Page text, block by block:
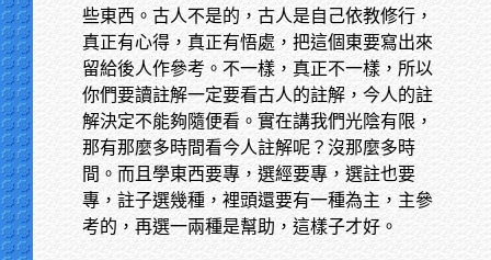
些東西。古人不是的，古人是自己依教修行，
真正有心得，真正有悟處，把這個東要寫出來
留給後人作參考。不一樣，真正不一樣，所以
你們要讀註解一定要看古人的註解，今人的註
解決定不能夠隨便看。實在講我們光陰有限，
那有那麼多時間看今人註解呢？沒那麼多時
間。而且學東西要專，選經要專，選註也要
專，註子選幾種，裡頭還要有一種為主，主參
考的，再選一兩種是幫助，這樣子才好。